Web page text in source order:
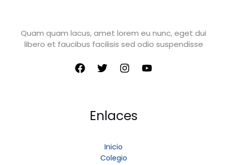
Quam quam lacus, amet lorem eu nunc, eget dui
libero et faucibus facilisis sed odio suspendisse
Enlaces
Inicio
Colegio